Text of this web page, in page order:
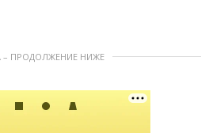
– ПРОДОЛЖЕНИЕ НИЖЕ